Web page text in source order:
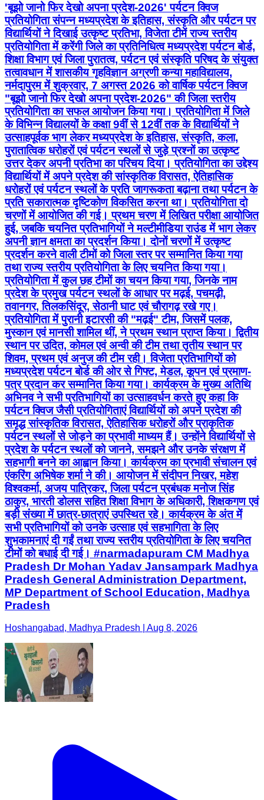
'बूझो जानो फिर देखो अपना प्रदेश-2026' पर्यटन क्विज
प्रतियोगिता संपन्न मध्यप्रदेश के इतिहास, संस्कृति और पर्यटन पर
विद्यार्थियों ने दिखाई उत्कृष्ट प्रतिभा, विजेता टीमें राज्य स्तरीय
प्रतियोगिता में करेंगी जिले का प्रतिनिधित्व मध्यप्रदेश पर्यटन बोर्ड,
शिक्षा विभाग एवं जिला पुरातत्व, पर्यटन एवं संस्कृति परिषद के संयुक्त
तत्वावधान में शासकीय गृहविज्ञान अग्रणी कन्या महाविद्यालय,
नर्मदापुरम में शुक्रवार, 7 अगस्त 2026 को वार्षिक पर्यटन क्विज
"बूझो जानो फिर देखो अपना प्रदेश-2026" की जिला स्तरीय
प्रतियोगिता का सफल आयोजन किया गया। प्रतियोगिता में जिले
के विभिन्न विद्यालयों के कक्षा 9वीं से 12वीं तक के विद्यार्थियों ने
उत्साहपूर्वक भाग लेकर मध्यप्रदेश के इतिहास, संस्कृति, कला,
पुरातात्विक धरोहरों एवं पर्यटन स्थलों से जुड़े प्रश्नों का उत्कृष्ट
उत्तर देकर अपनी प्रतिभा का परिचय दिया। प्रतियोगिता का उद्देश्य
विद्यार्थियों में अपने प्रदेश की सांस्कृतिक विरासत, ऐतिहासिक
धरोहरों एवं पर्यटन स्थलों के प्रति जागरूकता बढ़ाना तथा पर्यटन के
प्रति सकारात्मक दृष्टिकोण विकसित करना था। प्रतियोगिता दो
चरणों में आयोजित की गई। प्रथम चरण में लिखित परीक्षा आयोजित
हुई, जबकि चयनित प्रतिभागियों ने मल्टीमीडिया राउंड में भाग लेकर
अपनी ज्ञान क्षमता का प्रदर्शन किया। दोनों चरणों में उत्कृष्ट
प्रदर्शन करने वाली टीमों को जिला स्तर पर सम्मानित किया गया
तथा राज्य स्तरीय प्रतियोगिता के लिए चयनित किया गया।
प्रतियोगिता में कुल छह टीमों का चयन किया गया, जिनके नाम
प्रदेश के प्रमुख पर्यटन स्थलों के आधार पर मढ़ई, पचमढ़ी,
तवानगर, तिलकसिंदूर, सेठानी घाट एवं चौरागढ़ रखे गए।
प्रतियोगिता में पुरानी इटारसी की "मढ़ई" टीम, जिसमें पलक,
मुस्कान एवं मानसी शामिल थीं, ने प्रथम स्थान प्राप्त किया। द्वितीय
स्थान पर उदित, कोमल एवं अन्वी की टीम तथा तृतीय स्थान पर
शिवम, प्रथम एवं अनुज की टीम रही। विजेता प्रतिभागियों को
मध्यप्रदेश पर्यटन बोर्ड की ओर से गिफ्ट, मेडल, कूपन एवं प्रमाण-
पत्र प्रदान कर सम्मानित किया गया। कार्यक्रम के मुख्य अतिथि
अभिनव ने सभी प्रतिभागियों का उत्साहवर्धन करते हुए कहा कि
पर्यटन क्विज जैसी प्रतियोगिताएं विद्यार्थियों को अपने प्रदेश की
समृद्ध सांस्कृतिक विरासत, ऐतिहासिक धरोहरों और प्राकृतिक
पर्यटन स्थलों से जोड़ने का प्रभावी माध्यम हैं। उन्होंने विद्यार्थियों से
प्रदेश के पर्यटन स्थलों को जानने, समझने और उनके संरक्षण में
सहभागी बनने का आह्वान किया। कार्यक्रम का प्रभावी संचालन एवं
एंकरिंग अभिषेक शर्मा ने की। आयोजन में संदीपन निखर, महेश
विश्वकर्मा, अजय पात्रिकर, जिला पर्यटन प्रबंधक मनोज सिंह
ठाकुर, भारती डोलस सहित शिक्षा विभाग के अधिकारी, शिक्षकगण एवं
बड़ी संख्या में छात्र-छात्राएं उपस्थित रहे। कार्यक्रम के अंत में
सभी प्रतिभागियों को उनके उत्साह एवं सहभागिता के लिए
शुभकामनाएं दी गईं तथा राज्य स्तरीय प्रतियोगिता के लिए चयनित
टीमों को बधाई दी गई। #narmadapuram CM Madhya
Pradesh Dr Mohan Yadav Jansampark Madhya
Pradesh General Administration Department,
MP Department of School Education, Madhya
Pradesh
Hoshangabad, Madhya Pradesh | Aug 8, 2026